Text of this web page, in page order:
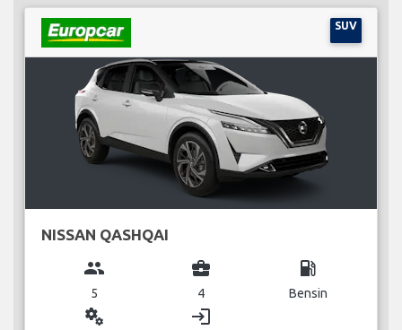
SUV
NISSAN QASHQAI
group
5
business_center
4
local_gas_station
Bensin
miscellaneous_services login